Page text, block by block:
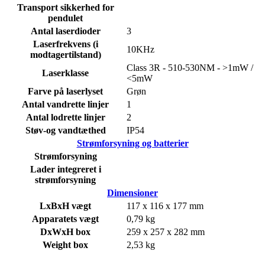
Transport sikkerhed for
pendulet
Antal laserdioder
3
Laserfrekvens (i
modtagertilstand)
10KHz
Laserklasse
Class 3R - 510-530NM - >1mW /
<5mW
Farve på laserlyset
Grøn
Antal vandrette linjer
1
Antal lodrette linjer
2
Støv-og vandtæthed
IP54
Strømforsyning og batterier
Strømforsyning
Lader integreret i
strømforsyning
Dimensioner
LxBxH vægt
117 x 116 x 177 mm
Apparatets vægt
0,79 kg
DxWxH box
259 x 257 x 282 mm
Weight box
2,53 kg